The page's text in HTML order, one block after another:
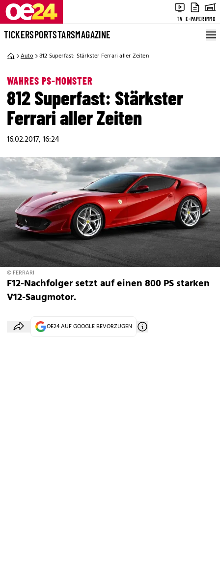
TV E-PAPERIMMO
TICKERSPORTSTARSMAGAZINE
Auto 812 Superfast: Stärkster Ferrari aller Zeiten
WAHRES PS-MONSTER
812 Superfast: Stärkster
Ferrari aller Zeiten
16.02.2017, 16:24
© FERRARI
F12-Nachfolger setzt auf einen 800 PS starken
V12-Saugmotor.
OE24 AUF GOOGLE BEVORZUGEN